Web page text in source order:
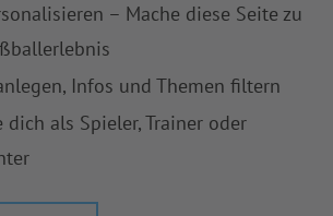
– Mache diese Seite zu
Infos und Themen filtern
dich als Spieler, Trainer oder